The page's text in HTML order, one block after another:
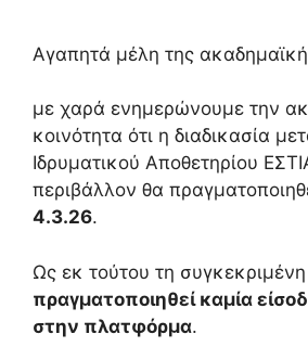
Αγαπητά μέλη της
με χαρά ενημερώνουμε την
κοινότητα ότι η διαδικασία
Ιδρυματικού Αποθετηρίου
περιβάλλον θα
4.3.26.
Ως εκ τούτου τη
πραγματοποιηθεί καμία
στην πλατφόρμα.